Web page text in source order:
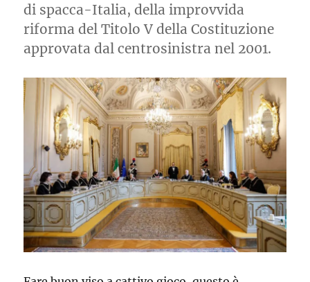
di spacca-Italia, della improvvida
riforma del Titolo V della Costituzione
approvata dal centrosinistra nel 2001.